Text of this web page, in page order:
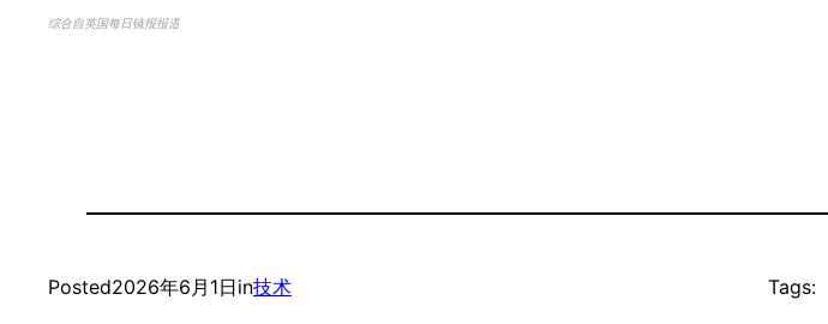
综合自英国每日镜报报道
Posted2026年6月1日in技术 Tags: